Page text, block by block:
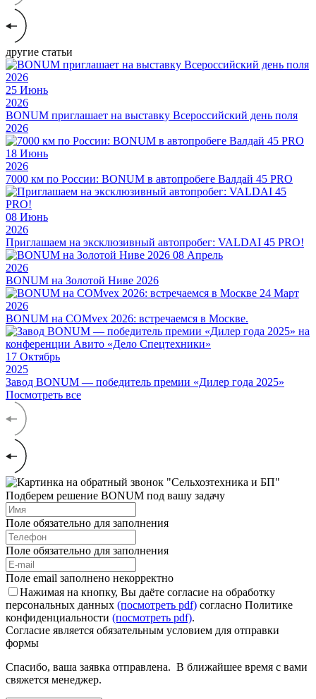
другие статьи
25 Июнь
2026
BONUM приглашает на выставку Всероссийский день поля
2026
18 Июнь
2026
7000 км по России: BONUM в автопробеге Валдай 45 PRO
08 Июнь
2026
Приглашаем на эксклюзивный автопробег: VALDAI 45 PRO!
08 Апрель
2026
BONUM на Золотой Ниве 2026
24 Март
2026
BONUM на COMvex 2026: встречаемся в Москве.
17 Октябрь
2025
Завод BONUM — победитель премии «Дилер года 2025»
Посмотреть все
Подберем решение BONUM под вашу задачу
Поле обязательно для заполнения
Поле обязательно для заполнения
Поле email заполнено некорректно
Нажимая на кнопку, Вы даёте согласие на обработку
персональных данных (посмотреть pdf) согласно Политике
конфиденциальности (посмотреть pdf).
Согласие является обязательным условием для отправки
формы
Спасибо, ваша заявка отправлена. В ближайшее время с вами
свяжется менеджер.